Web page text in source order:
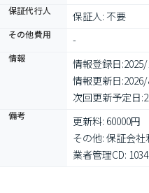
保証代行人 保証人: 不要
その他費用 -
情報 情報登録日:
情報更新日:
次回更新予定日:
備考
更新料: 60000円
その他: 保証会
業者管理CD: